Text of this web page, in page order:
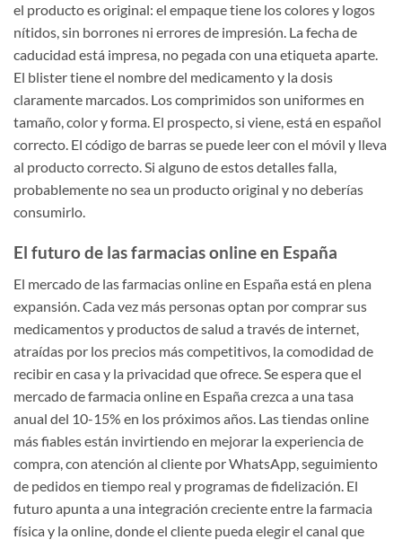
el producto es original: el empaque tiene los colores y logos
nítidos, sin borrones ni errores de impresión. La fecha de
caducidad está impresa, no pegada con una etiqueta aparte.
El blister tiene el nombre del medicamento y la dosis
claramente marcados. Los comprimidos son uniformes en
tamaño, color y forma. El prospecto, si viene, está en español
correcto. El código de barras se puede leer con el móvil y lleva
al producto correcto. Si alguno de estos detalles falla,
probablemente no sea un producto original y no deberías
consumirlo.
El futuro de las farmacias online en España
El mercado de las farmacias online en España está en plena
expansión. Cada vez más personas optan por comprar sus
medicamentos y productos de salud a través de internet,
atraídas por los precios más competitivos, la comodidad de
recibir en casa y la privacidad que ofrece. Se espera que el
mercado de farmacia online en España crezca a una tasa
anual del 10-15% en los próximos años. Las tiendas online
más fiables están invirtiendo en mejorar la experiencia de
compra, con atención al cliente por WhatsApp, seguimiento
de pedidos en tiempo real y programas de fidelización. El
futuro apunta a una integración creciente entre la farmacia
física y la online, donde el cliente pueda elegir el canal que